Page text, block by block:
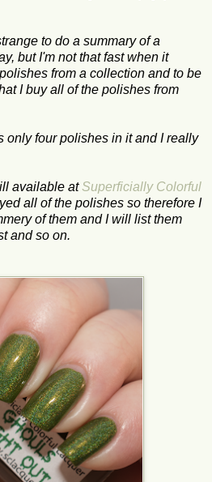
to do a summary of a
but I'm not that fast when it
from a collection and to be
I buy all of the polishes from
only four polishes in it and I really
available atSuperficially Colorful
all of the polishes so therefore I
of them and I will list them
and so on.